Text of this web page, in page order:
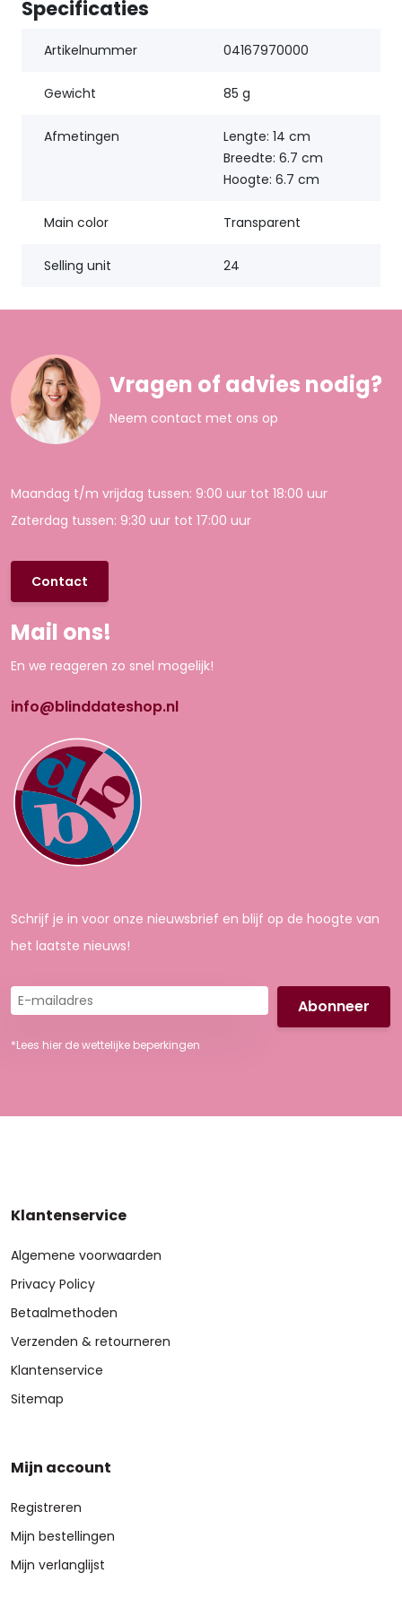
Specificaties
Artikelnummer 04167970000
Gewicht 85 g
Afmetingen
Lengte: 14 cm
Breedte: 6.7 cm
Hoogte: 6.7 cm
Main color Transparent
Selling unit 24
Vragen of advies nodig?
Neem contact met ons op
Maandag t/m vrijdag tussen: 9:00 uur tot 18:00 uur
Zaterdag tussen: 9:30 uur tot 17:00 uur
Contact
Mail ons!
En we reageren zo snel mogelijk!
info@blinddateshop.nl
Schrijf je in voor onze nieuwsbrief en blijf op de hoogte van
het laatste nieuws!
E-
mailadres
*Lees hier de wettelijke beperkingen
Klantenservice
Algemene voorwaarden
Privacy Policy
Betaalmethoden
Verzenden & retourneren
Klantenservice
Sitemap
Mijn account
Registreren
Mijn bestellingen
Mijn verlanglijst